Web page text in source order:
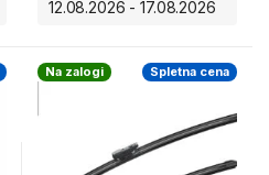
12.08.2026 - 17.08.2026
Na zalogi Spletna cena